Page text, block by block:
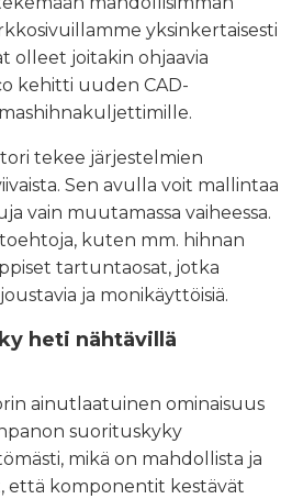
yksinkertaisesti
olleet joitakin ohjaavia
kehitti uuden CAD-
tekee järjestelmien
Sen avulla voit mallintaa
vain muutamassa vaiheessa.
kuten mm. hihnan
tartuntaosat, jotka
ja monikäyttöisiä.
heti nähtävillä
ainutlaatuinen ominaisuus
suorituskyky
mikä on mahdollista ja
että komponentit kestävät